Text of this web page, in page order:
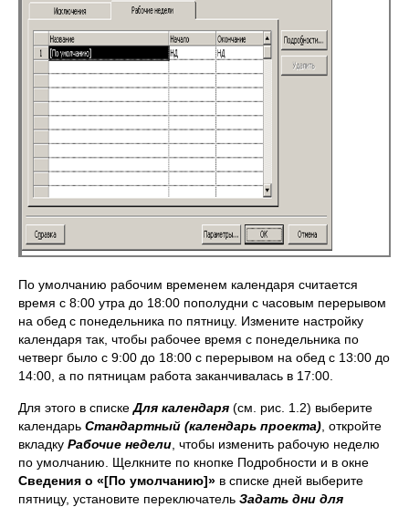
По умолчанию рабочим временем календаря считается
время с 8:00 утра до 18:00 пополудни с часовым перерывом
на обед с понедельника по пятницу. Измените настройку
календаря так, чтобы рабочее время с понедельника по
четверг было с 9:00 до 18:00 с перерывом на обед с 13:00 до
14:00, а по пятницам работа заканчивалась в 17:00.
Для этого в спискеДля календаря (см. рис. 1.2) выберите
календарь Стандартный (календарь проекта) , откройте
вкладку Рабочие недели , чтобы изменить рабочую неделю
по умолчанию. Щелкните по кнопке Подробности и в окне
Сведения о «[По умолчанию]» в списке дней выберите
пятницу, установите переключатель Задать дни для